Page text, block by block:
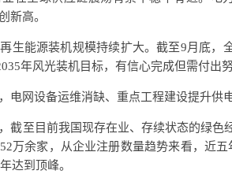
新高。
生能源装机规模持续扩大。截至9月底，
年风光装机目标，有信心完成但需付出努
电网设备运维消缺、重点工程建设提升供
截至目前我国现存在业、存续状态的绿色
万余家，从企业注册数量趋势来看，近
达到顶峰。